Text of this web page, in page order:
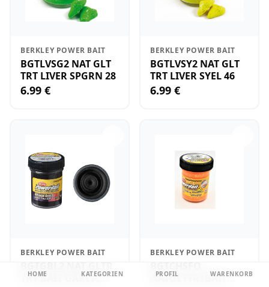
HOME KATEGORIEN PROFIL WARENKORB
BERKLEY POWER BAIT
BGTLVSG2 NAT GLT
TRT LIVER SPGRN 28
6.99 €
BERKLEY POWER BAIT
BGTLVSY2 NAT GLT
TRT LIVER SYEL 46
6.99 €
BERKLEY POWER BAIT
TRT BAIT GARLIC
BERKLEY POWER BAIT
NATGLTTRTBAIT